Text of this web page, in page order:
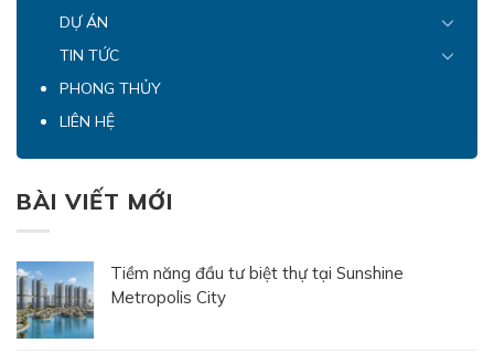
DỰ ÁN
TIN TỨC
PHONG THỦY
LIÊN HỆ
BÀI VIẾT MỚI
Tiềm năng đầu tư biệt thự tại Sunshine
Metropolis City